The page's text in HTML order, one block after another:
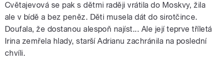
Cvětajevová se pak s dětmi raději vrátila do Moskvy, žila
ale v bídě a bez peněz. Děti musela dát do sirotčince.
Doufala, že dostanou alespoň najíst... Ale její teprve tříletá
Irina zemřela hlady, starší Adrianu zachránila na poslední
chvíli.